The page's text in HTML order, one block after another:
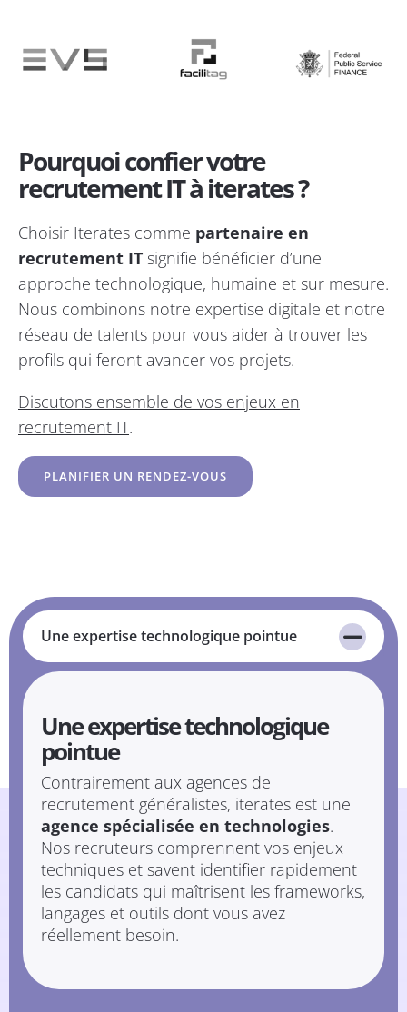
Pourquoi confier votre
recrutement IT à iterates ?
Choisir Iterates comme partenaire en
recrutement IT signifie bénéficier d’une
approche technologique, humaine et sur mesure.
Nous combinons notre expertise digitale et notre
réseau de talents pour vous aider à trouver les
profils qui feront avancer vos projets.
Discutons ensemble de vos enjeux en
recrutement IT.
PLANIFIER UN RENDEZ-VOUS
Une expertise technologique pointue
Une expertise technologique
pointue
Contrairement aux agences de
recrutement généralistes, iterates est une
agence spécialisée en technologies.
Nos recruteurs comprennent vos enjeux
techniques et savent identifier rapidement
les candidats qui maîtrisent les frameworks,
langages et outils dont vous avez
réellement besoin.